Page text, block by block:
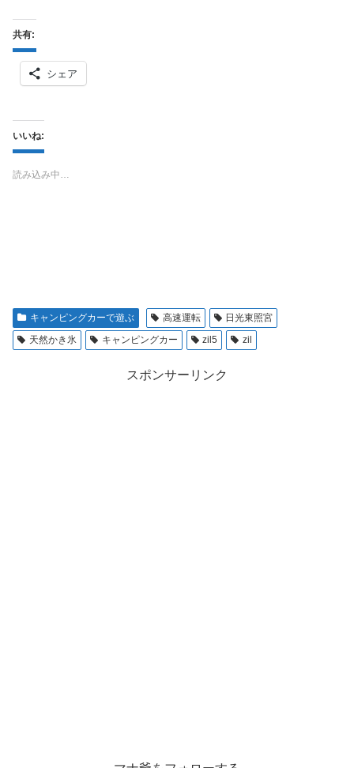
共有:
シェア
いいね:
読み込み中…
キャンピングカーで遊ぶ 高速運転
日光東照宮
天然かき氷
キャンピングカー zil5 zil
スポンサーリンク